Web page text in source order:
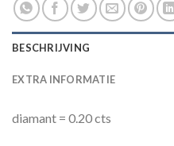
BESCHRIJVING
EXTRA INFORMATIE
diamant = 0.20 cts